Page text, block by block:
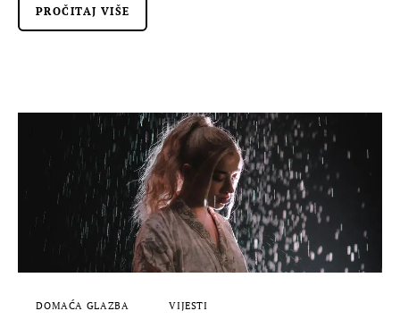
PROČITAJ VIŠE
DOMAĆA GLAZBA VIJESTI